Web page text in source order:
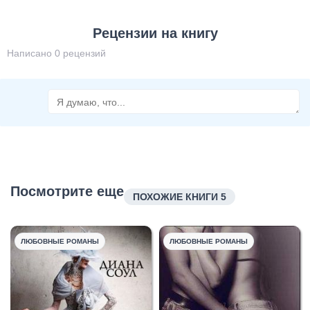
Рецензии на книгу
Написано 0 рецензий
Посмотрите еще ПОХОЖИЕ КНИГИ 5
ЛЮБОВНЫЕ РОМАНЫ ЛЮБОВНЫЕ РОМАНЫ